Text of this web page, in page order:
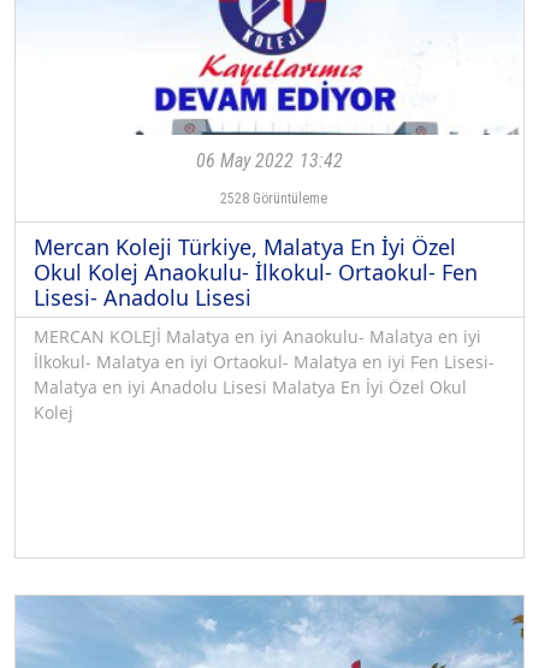
06 May 2022 13:42
2528Görüntüleme
Mercan Koleji Türkiye, Malatya En İyi Özel
Okul Kolej Anaokulu- İlkokul- Ortaokul- Fen
Lisesi- Anadolu Lisesi
MERCAN KOLEJİ Malatya en iyi Anaokulu- Malatya en iyi
İlkokul- Malatya en iyi Ortaokul- Malatya en iyi Fen Lisesi-
Malatya en iyi Anadolu Lisesi Malatya En İyi Özel Okul
Kolej